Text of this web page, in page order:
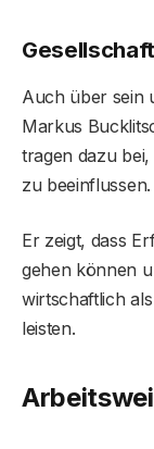
Auch über sein
Markus
tragen dazu
zu beeinflussen.
Er zeigt, dass
gehen können
wirtschaftlich
leisten.